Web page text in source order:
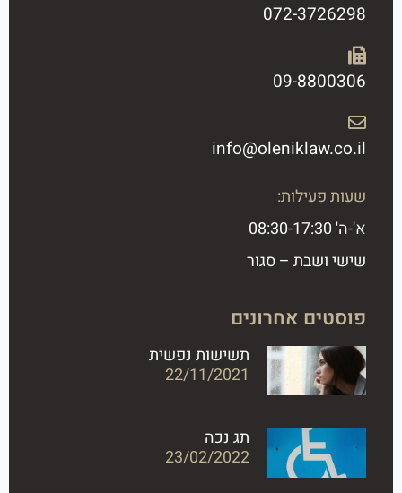
072-3726298
09-8800306​
info@oleniklaw.co.il ​
שעות פעילות:
א'-ה' 08:30-17:30
שישי ושבת – סגור
פוסטים אחרונים
תשישות נפשית
22/11/2021
תג נכה
23/02/2022